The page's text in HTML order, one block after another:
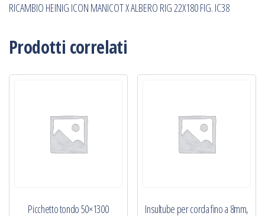
IC38
RICAMBIO HEINIG ICON MANICOT X ALBERO RIG 22X180 FIG. IC38
Prodotti correlati
Picchetto tondo 50×1300 Insultube per corda fino a 8mm,